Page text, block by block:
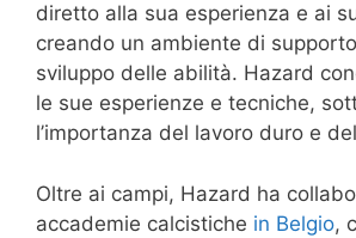
diretto alla sua esperienza e ai
creando un ambiente di
sviluppo delle abilità. Hazard
le sue esperienze e tecniche,
l’importanza del lavoro duro e
Oltre ai campi, Hazard ha
accademie calcistiche in Belgio,